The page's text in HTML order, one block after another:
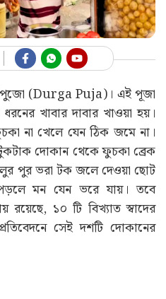
(Durga Puja)। এই পূজা
খাবার দাবার খাওয়া হয়।
না খেলে যেন ঠিক জমে না।
দোকান থেকে ফুচকা ব্রেক
পুর ভরা টক জলে দেওয়া ছোট
মন যেন ভরে যায়। তবে
১০ টি বিখ্যাত স্বাদের
সেই দশটি দোকানের